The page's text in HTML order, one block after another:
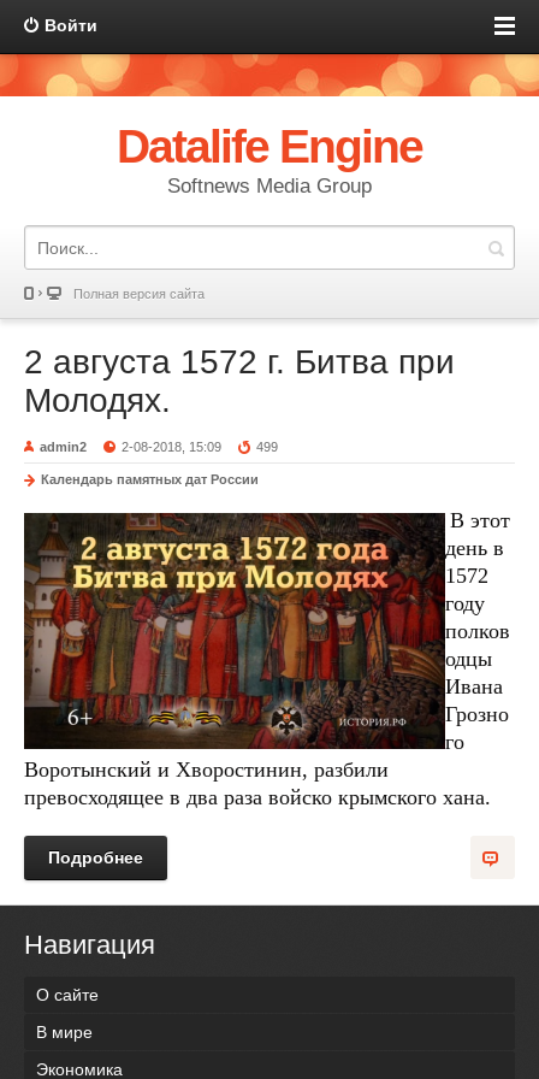
Войти
Datalife Engine
Softnews Media Group
Полная версия сайта
2 августа 1572 г. Битва при
Молодях.
admin2 2-08-2018, 15:09 499
Календарь памятных дат России
В этот
день в
1572
году
полков
одцы
Ивана
Грозно
го
Воротынский и Хворостинин, разбили
превосходящее в два раза войско крымского хана.
Подробнее
Навигация
О сайте
В мире
Экономика